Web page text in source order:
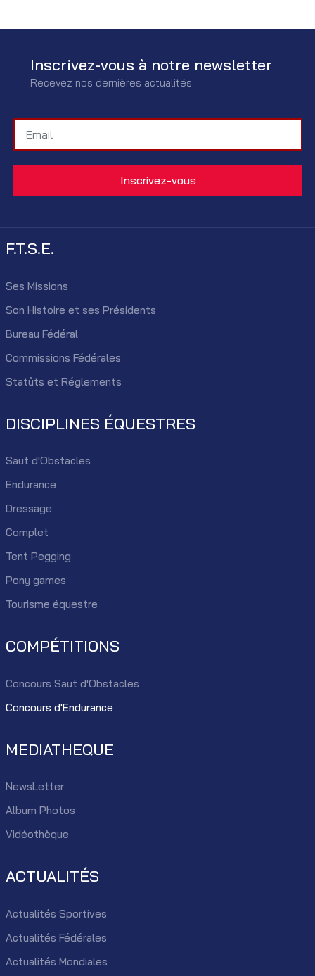
Inscrivez-vous à notre newsletter
Recevez nos dernières actualités
F.T.S.E.
Ses Missions
Son Histoire et ses Présidents
Bureau Fédéral
Commissions Fédérales
Statûts et Réglements
DISCIPLINES ÉQUESTRES
Saut d'Obstacles
Endurance
Dressage
Complet
Tent Pegging
Pony games
Tourisme équestre
COMPÉTITIONS
Concours Saut d'Obstacles
Concours d'Endurance
MEDIATHEQUE
NewsLetter
Album Photos
Vidéothèque
ACTUALITÉS
Actualités Sportives
Actualités Fédérales
Actualités Mondiales